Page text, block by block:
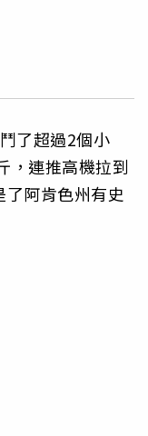
了超過2個小
，連推高機拉到
阿肯色州有史